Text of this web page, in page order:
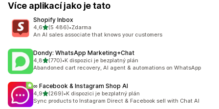
Více aplikací jako je tato
Shopify Inbox
4,6z 5 hvězd
(5 486)
Celkový počet recenzí: 5486
•Zdarma
An AI sales associate that knows your customers
Dondy: WhatsApp Marketing+Chat
4,8z 5 hvězd
(770)
Celkový počet recenzí: 770
•K dispozici je bezplatný plán
Abandoned cart recovery, AI agent & automations on WhatsApp
∞ Facebook & Instagram Shop AI
4,9z 5 hvězd
(269)
Celkový počet recenzí: 269
•K dispozici je bezplatný plán
Sync products to Instagram Direct & Facebook sell with Chat AI